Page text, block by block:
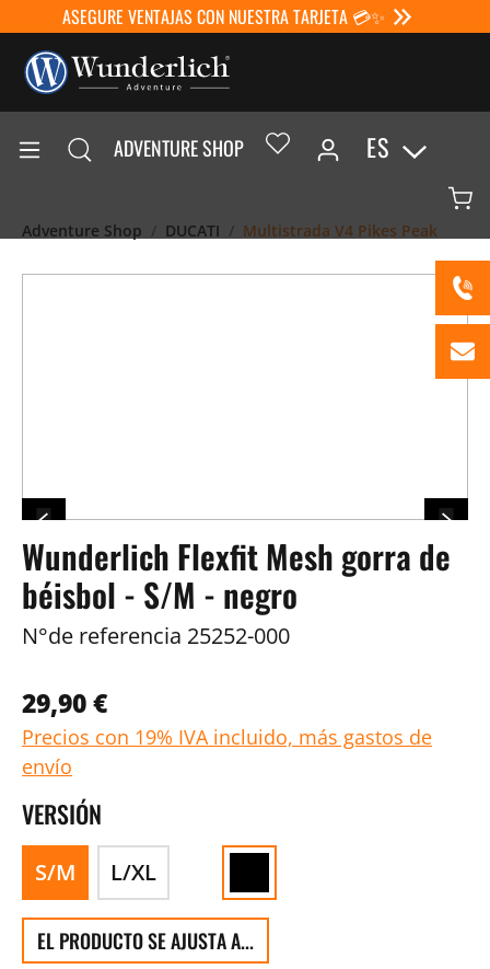
ASEGURE VENTAJAS CON NUESTRA TARJETA 💳✨
ADVENTURE SHOP ES
Adventure Shop DUCATI Multistrada V4 Pikes Peak
Wunderlich Flexfit Mesh gorra de
béisbol - S/M - negro
N°de referencia 25252-000
29,90 €
Precios con 19% IVA incluido, más gastos de
envío
VERSIÓN
S/M L/XL
EL PRODUCTO SE AJUSTA A...